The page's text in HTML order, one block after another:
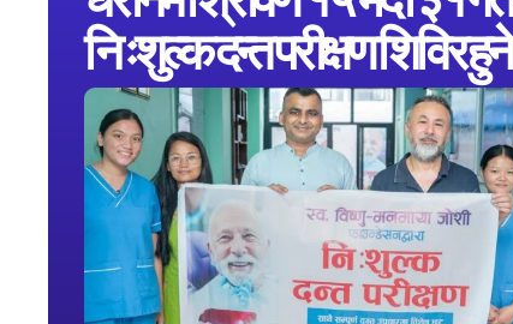
निःशुल्क दन्त परीक्षण शिविर हुने